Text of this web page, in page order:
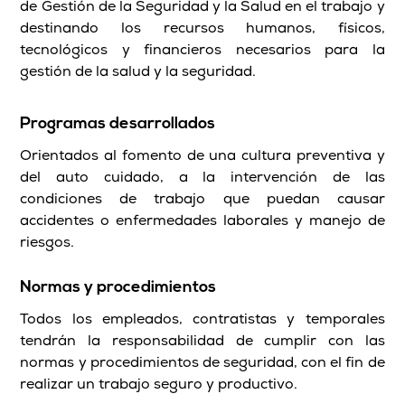
de Gestión de la Seguridad y la Salud en el trabajo y
destinando los recursos humanos, físicos,
tecnológicos y financieros necesarios para la
gestión de la salud y la seguridad.
Programas desarrollados
Orientados al fomento de una cultura preventiva y
del auto cuidado, a la intervención de las
condiciones de trabajo que puedan causar
accidentes o enfermedades laborales y manejo de
riesgos.
Normas y procedimientos
Todos los empleados, contratistas y temporales
tendrán la responsabilidad de cumplir con las
normas y procedimientos de seguridad, con el fin de
realizar un trabajo seguro y productivo.